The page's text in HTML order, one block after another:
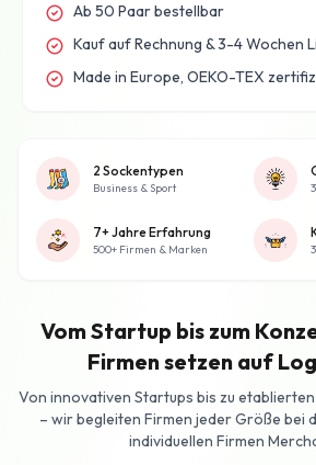
Ab 50 Paar bestellbar
Kauf auf Rechnung & 3-4 Wochen
Made in Europe, OEKO-TEX
2 Sockentypen
Business & Sport
7+ Jahre Erfahrung
500+ Firmen & Marken
Vom Startup bis zum
Firmen setzen auf
Von innovativen Startups bis zu
– wir begleiten Firmen jeder Größe bei
individuellen Firmen